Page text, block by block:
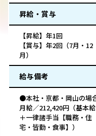
昇給・賞与
【昇給】年1回
【賞与】年2回（7月・12
月）
給与備考
●本社・京都・岡山の場
月給／212,420円（基本給
＋一律諸手当【職務・住
宅・皆勤・食事】）